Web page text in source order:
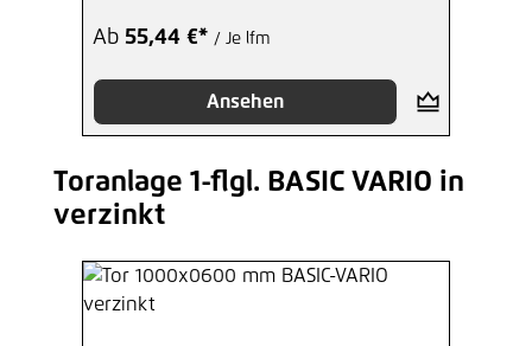
Ab 55,44 €* / Je lfm
Ansehen
Produktgalerie überspringen
Toranlage 1-flgl. BASIC VARIO in
verzinkt